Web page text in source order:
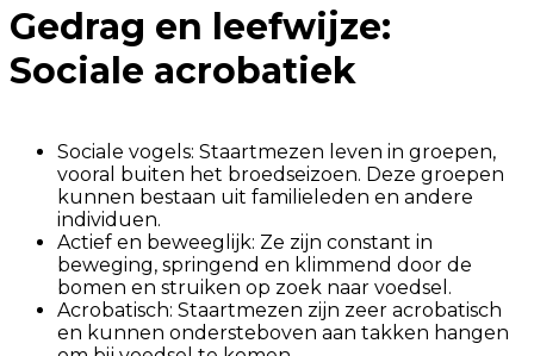
Gedrag en leefwijze:
Sociale acrobatiek
Sociale vogels: Staartmezen leven in groepen,
vooral buiten het broedseizoen. Deze groepen
kunnen bestaan uit familieleden en andere
individuen.
Actief en beweeglijk: Ze zijn constant in
beweging, springend en klimmend door de
bomen en struiken op zoek naar voedsel.
Acrobatisch: Staartmezen zijn zeer acrobatisch
en kunnen ondersteboven aan takken hangen